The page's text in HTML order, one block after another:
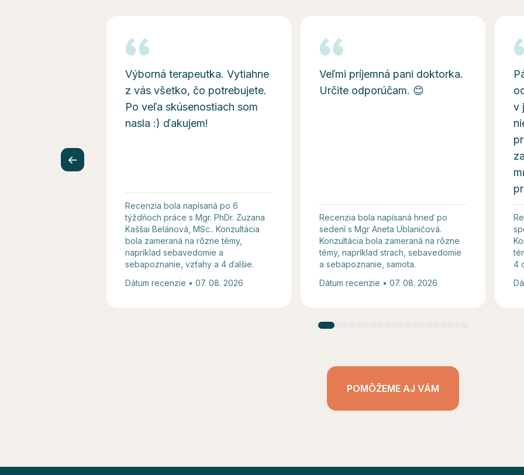
Výborná terapeutka. Vytiahne
z vás všetko, čo potrebujete.
Po veľa skúsenostiach som
nasla :) ďakujem!
Recenzia bola napísaná po 6
týždňoch práce s Mgr. PhDr. Zuzana
Kaššai Belánová, MSc.. Konzultácia
bola zameraná na rôzne témy,
napríklad sebavedomie a
sebapoznanie, vzťahy a 4 ďalšie.
Dátum recenzie • 07. 08. 2026
Veľmi príjemná pani doktorka.
Určite odporúčam. 😊
Recenzia bola napísaná hneď po
sedení s Mgr Aneta Ublaničová.
Konzultácia bola zameraná na rôzne
témy, napríklad strach, sebavedomie
a sebapoznanie, samota.
Dátum recenzie • 07. 08. 2026
v
4
POMÔŽEME AJ VÁM